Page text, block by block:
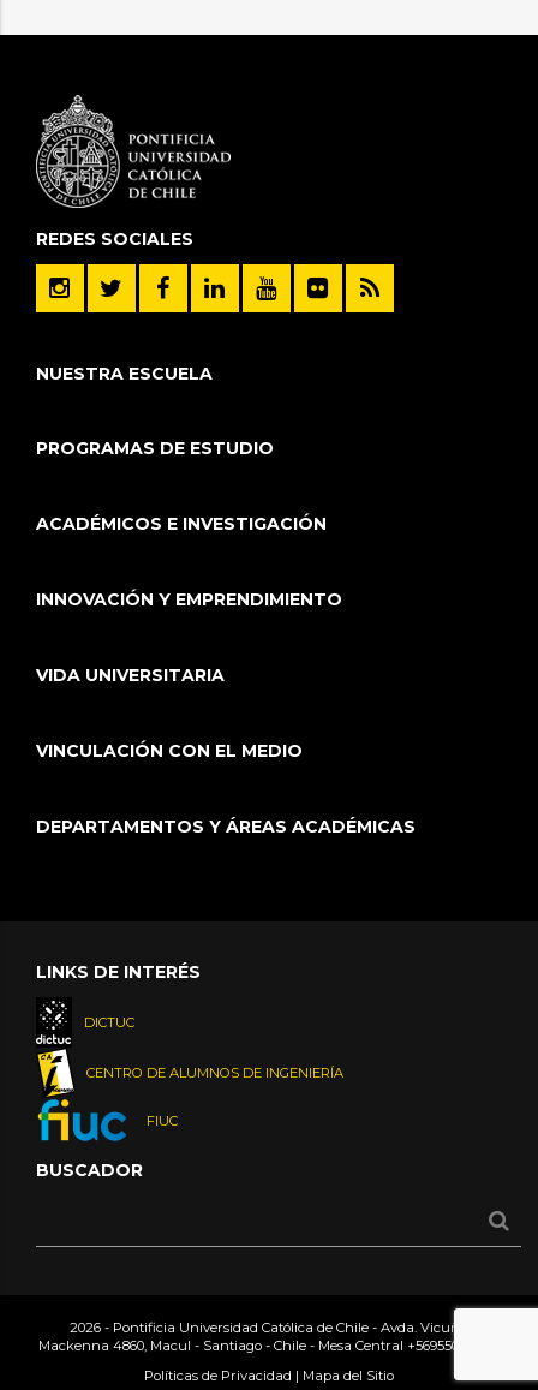
REDES SOCIALES
NUESTRA ESCUELA
PROGRAMAS DE ESTUDIO
ACADÉMICOS E INVESTIGACIÓN
INNOVACIÓN Y EMPRENDIMIENTO
VIDA UNIVERSITARIA
VINCULACIÓN CON EL MEDIO
DEPARTAMENTOS Y ÁREAS ACADÉMICAS
LINKS DE INTERÉS
DICTUC
CENTRO DE ALUMNOS DE INGENIERÍA
FIUC
BUSCADOR
2026 - Pontificia Universidad Católica de Chile - Avda. Vicuña
Mackenna 4860, Macul - Santiago - Chile - Mesa Central +56955042000
Políticas de Privacidad | Mapa del Sitio